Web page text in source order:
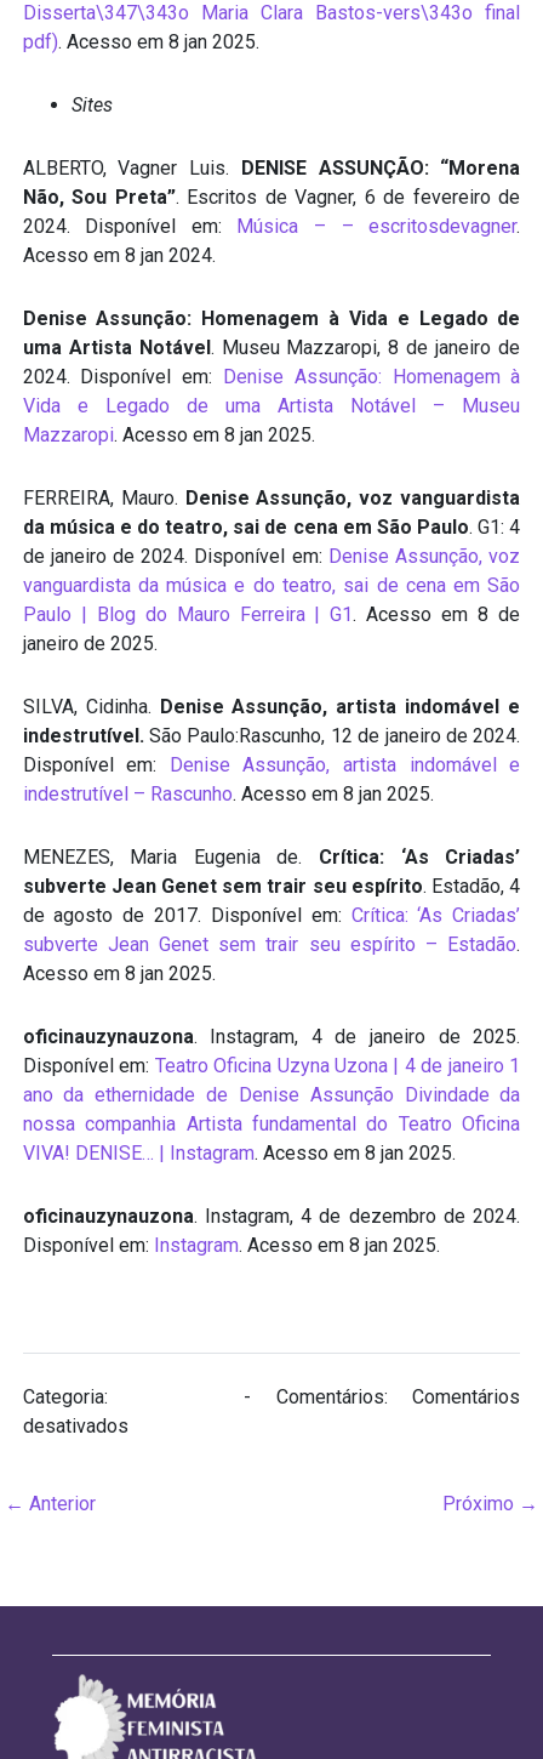
Disserta\347\343o Maria Clara Bastos-vers\343o final
pdf). Acesso em 8 jan 2025.
Sites
ALBERTO, Vagner Luis. DENISE ASSUNÇÃO: “Morena
Não, Sou Preta”. Escritos de Vagner, 6 de fevereiro de
2024. Disponível em:
Música – – escritosdevagner.
Acesso em 8 jan 2024.
Denise Assunção: Homenagem à Vida e Legado de
uma Artista Notável . Museu Mazzaropi, 8 de janeiro de
2024. Disponível em:
Denise Assunção: Homenagem à
Vida e Legado de uma Artista Notável – Museu
Mazzaropi. Acesso em 8 jan 2025.
FERREIRA, Mauro. Denise Assunção, voz vanguardista
da música e do teatro, sai de cena em São Paulo. G1: 4
de janeiro de 2024. Disponível em: Denise Assunção, voz
vanguardista da música e do teatro, sai de cena em São
Paulo | Blog do Mauro Ferreira | G1. Acesso em 8 de
janeiro de 2025.
SILVA, Cidinha. Denise Assunção, artista indomável e
indestrutível.São Paulo:Rascunho, 12 de janeiro de 2024.
Disponível em:
Denise Assunção, artista indomável e
indestrutível – Rascunho. Acesso em 8 jan 2025.
MENEZES, Maria Eugenia de. Crítica: ‘As Criadas’
subverte Jean Genet sem trair seu espírito. Estadão, 4
de agosto de 2017. Disponível em: Crítica: ‘As Criadas’
subverte Jean Genet sem trair seu espírito – Estadão.
Acesso em 8 jan 2025.
oficinauzynauzona. Instagram, 4 de janeiro de 2025.
Disponível em: Teatro Oficina Uzyna Uzona | 4 de janeiro 1
ano da ethernidade de Denise Assunção Divindade da
nossa companhia Artista fundamental do Teatro Oficina
VIVA! DENISE… | Instagram. Acesso em 8 jan 2025.
oficinauzynauzona. Instagram, 4 de dezembro de 2024.
Disponível em: Instagram. Acesso em 8 jan 2025.
Categoria: - Comentários:Comentários
desativadosem
← Anterior Próximo →